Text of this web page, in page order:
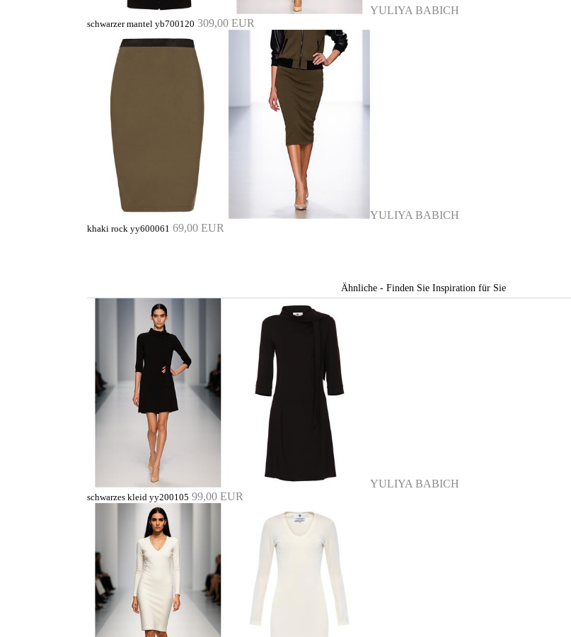
YULIYA BABICH
schwarzer mantel yb700120 309,00 EUR
YULIYA BABICH
khaki rock yy600061 69,00 EUR
Ähnliche - Finden Sie Inspiration für Sie
YULIYA BABICH
schwarzes kleid yy200105 99,00 EUR